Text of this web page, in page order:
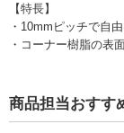
【特長】
・10mmピッチで自
・コーナー樹脂の表
商品担当おすす